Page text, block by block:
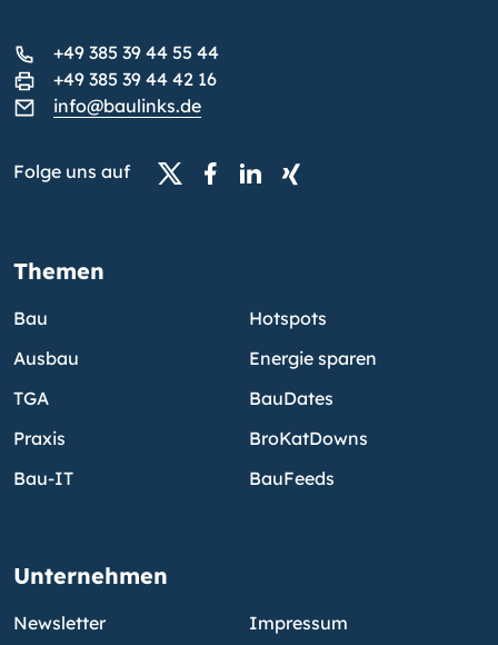
+49 385 39 44 55 44
+49 385 39 44 42 16
info@baulinks.de
Folge uns auf
Themen
Bau
Ausbau
TGA
Praxis
Bau-IT
Hotspots
Energie sparen
BauDates
BroKatDowns
BauFeeds
Unternehmen
Newsletter Impressum